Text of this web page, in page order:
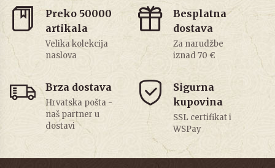
Preko 50000
artikala
Velika kolekcija
naslova
Besplatna
dostava
Za narudžbe
iznad 70 €
Brza dostava
Hrvatska pošta -
naš partner u
dostavi
Sigurna
kupovina
SSL certifikat i
WSPay